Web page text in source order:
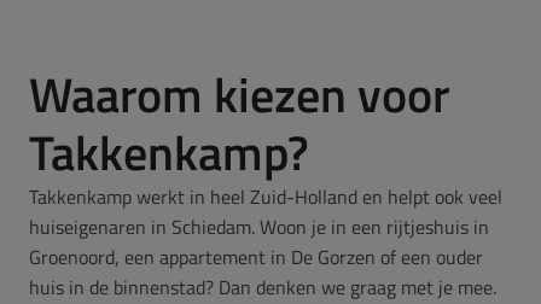
Waarom kiezen voor
Takkenkamp?
Takkenkamp werkt in heel Zuid-Holland en helpt ook veel
huiseigenaren in Schiedam. Woon je in een rijtjeshuis in
Groenoord, een appartement in De Gorzen of een ouder
huis in de binnenstad? Dan denken we graag met je mee.